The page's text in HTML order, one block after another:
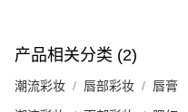
相关说明
銀行匯款 請將存款存到以下銀行
eshop@colourmix-
运送方式
产品相关分类 (2)
潮流彩妆 唇部彩妆 唇膏